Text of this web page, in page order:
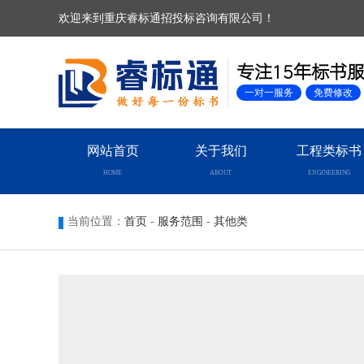
欢迎来到重庆睿标通招投标咨询有限公司！
专注15年标书
一对一服务 免费修改
网站首页
HOME
关于我们
ABOUT
工程类标书
ENGINEERING
当前位置： 首页 - 服务范围 - 其他类